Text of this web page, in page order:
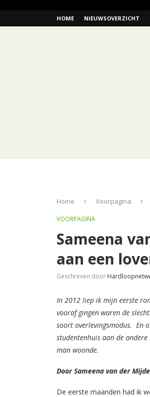
HOME NIEUWSOVERZICHT
Home Voorpagina
VOORPAGINA
Sameena
aan een
Geschreven door
In 2012 liep ik mijn eerste
vooraf gingen waren de
soort overlevingsmodus. En
studentenhuis aan de
man woonde.
Door Sameena van der
De eerste maanden had ik